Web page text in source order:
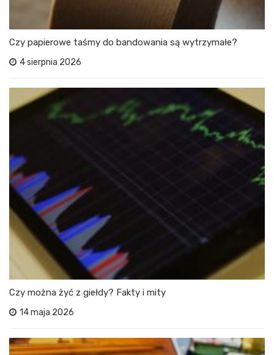
Czy papierowe taśmy do bandowania są wytrzymałe?
4 sierpnia 2026
Czy można żyć z giełdy? Fakty i mity
14 maja 2026